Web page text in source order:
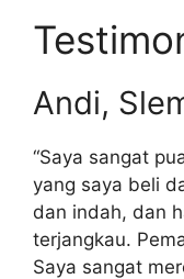
Andi,
“Saya sangat
yang saya beli
dan indah, dan
terjangkau.
Saya sangat